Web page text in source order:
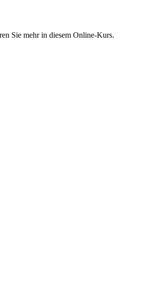
Sie mehr in diesem Online-Kurs.